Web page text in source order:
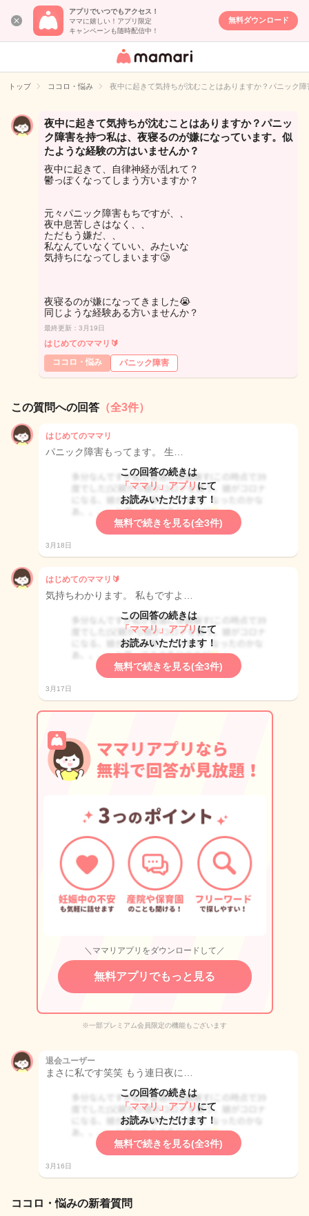
アプリでいつでもアクセス！
ママに嬉しい！アプリ限定
キャンペーンも随時配信中！
無料ダウンロード
女性専用匿名QA
イト
トップ ココロ・悩み 夜中に起きて気持ちが沈むことはありますか？パニック
夜中に起きて気持ちが沈むことはありますか？パニッ
ク障害を持つ私は、夜寝るのが嫌になっています。似
たような経験の方はいませんか？
夜中に起きて、自律神経が乱れて？
鬱っぽくなってしまう方いますか？
元々パニック障害もちですが、、
夜中息苦しさはなく、、
ただもう嫌だ、、
私なんていなくていい、みたいな
気持ちになってしまいます🥲
夜寝るのが嫌になってきました😭
同じような経験ある方いませんか？
最終更新：3月19日
はじめてのママリ🔰
ココロ・悩み
パニック障害
この質問への回答 （全3件）
はじめてのママリ
パニック障害もってます。 生…
この回答の続きは
「ママリ」アプリ にて
お読みいただけます！
無料で続きを見る(全3件)
3月18日
はじめてのママリ🔰
気持ちわかります。 私もですよ…
この回答の続きは
「ママリ」アプリ にて
お読みいただけます！
無料で続きを見る(全3件)
3月17日
＼ママリアプリをダウンロードして／
無料アプリでもっと見る
※一部プレミアム会員限定の機能もございます
退会ユーザー
まさに私です笑笑 もう連日夜に…
この回答の続きは
「ママリ」アプリ にて
お読みいただけます！
無料で続きを見る(全3件)
3月16日
ココロ・悩みの新着質問